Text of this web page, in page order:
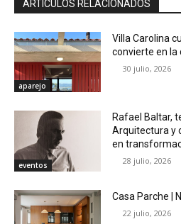
ARTÍCULOS RELACIONADOS
aparejo
Villa Carolina
convierte en
30 julio, 2026
eventos
Rafael Baltar,
Arquitectura y
en
28 julio, 2026
Casa Parche |
22 julio, 2026